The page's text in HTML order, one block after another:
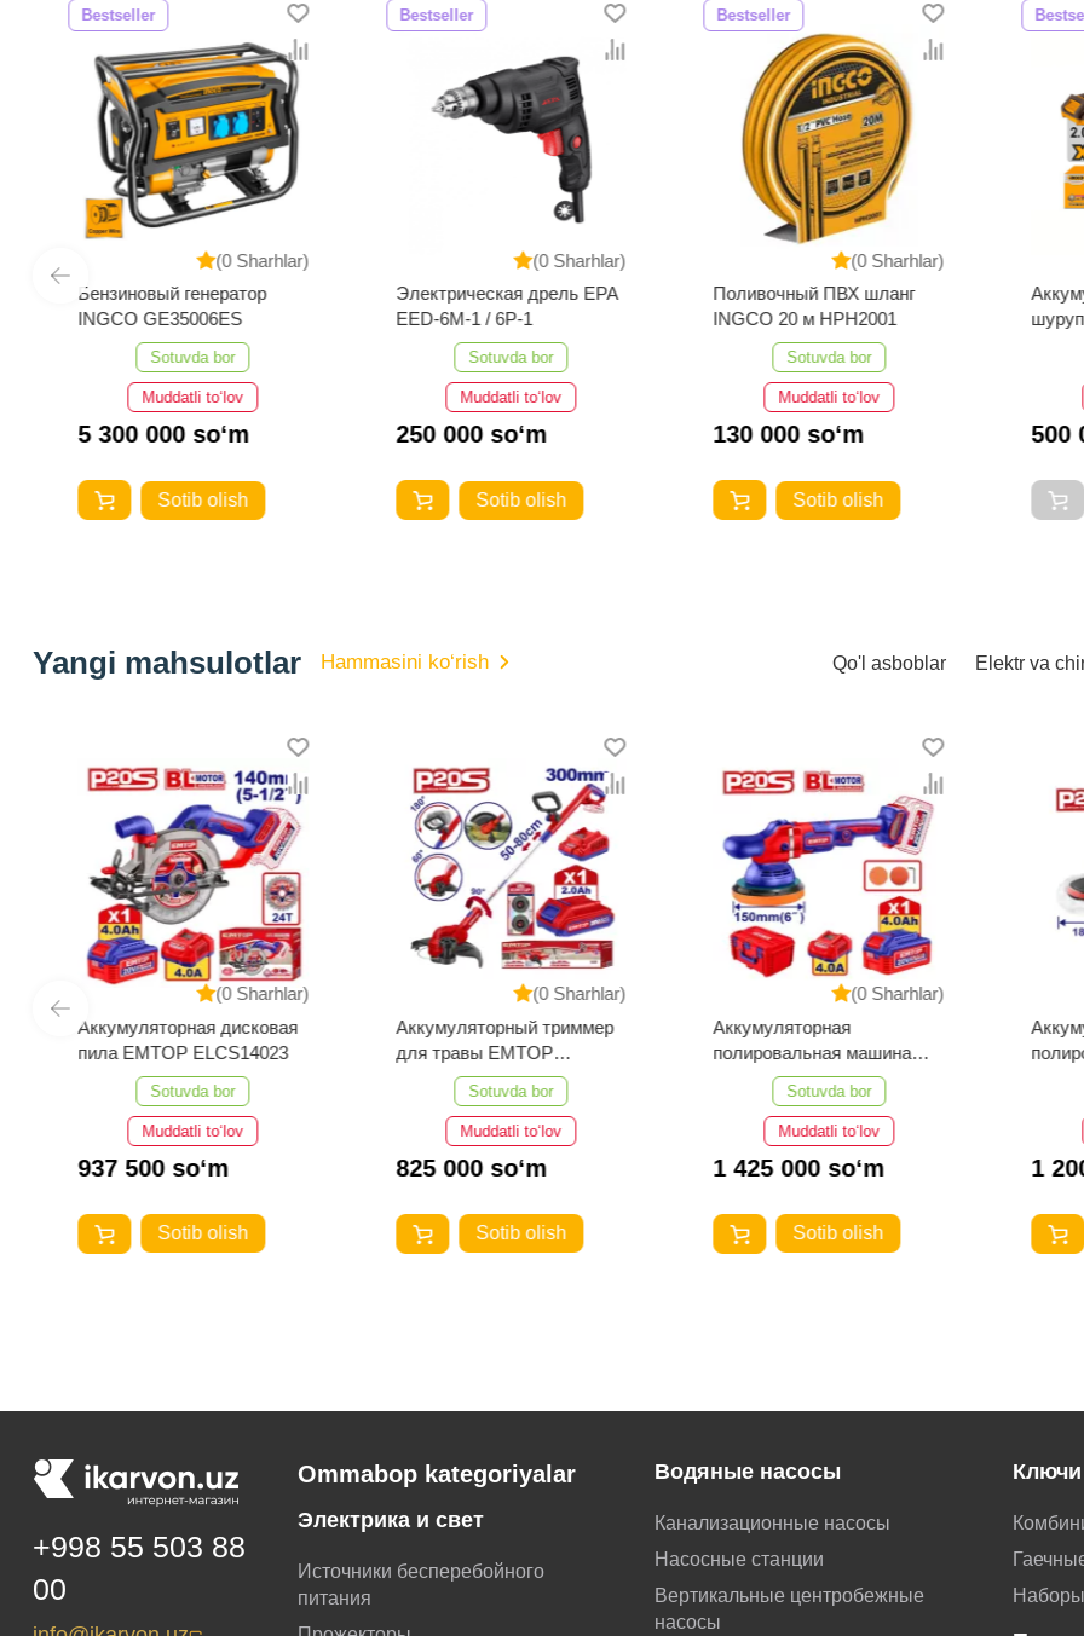
(0 Sharhlar)
Bestseller
Бензиновый генератор
INGCO GE35006ES
Sotuvda bor
Muddatli to‘lov
5 300 000 so‘m
Sotib olish
(0 Sharhlar)
Bestseller
Электрическая дрель EPA
EED-6M-1 / 6P-1
Sotuvda bor
Muddatli to‘lov
250 000 so‘m
Sotib olish
(0 Sharhlar)
Bestseller
Поливочный ПВХ шланг
INGCO 20 м HPH2001
Sotuvda bor
Muddatli to‘lov
130 000 so‘m
Sotib olish
500
Yangi mahsulotlar Hammasini ko‘rish Qo'l asboblar Elektr va
(0 Sharhlar)
Аккумуляторная дисковая
пила EMTOP ELCS14023
Sotuvda bor
Muddatli to‘lov
937 500 so‘m
Sotib olish
(0 Sharhlar)
Аккумуляторный триммер
для травы EMTOP
ELGT203285
Sotuvda bor
Muddatli to‘lov
825 000 so‘m
Sotib olish
(0 Sharhlar)
Аккумуляторная
полировальная машина
EMTOP ELAP20158
Sotuvda bor
Muddatli to‘lov
1 425 000 so‘m
Sotib olish
1
+998 55 503 88
00
Ommabop kategoriyalar
Электрика и свет
Источники бесперебойного
питания
Водяные насосы
Канализационные насосы
Насосные станции
Вертикальные центробежные
насосы
Ключи